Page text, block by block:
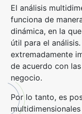
El análisis
funciona de
dinámica, en la
útil para el
extremadamente
de acuerdo con
negocio.
Por lo tanto, es